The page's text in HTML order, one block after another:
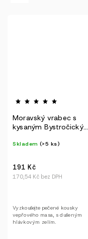
Moravský vrabec s
kysaným Bystročickým
Skladem (>5 ks)
170,54 Kč bez DPH
191 Kč
Vyzkoušejte pečené kousky
vepřového masa, s dušeným
hlávkovým zelím.